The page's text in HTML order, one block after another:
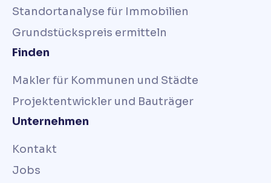
Standortanalyse für Immobilien
Grundstückspreis ermitteln
Finden
Makler für Kommunen und Städte
Projektentwickler und Bauträger
Unternehmen
Kontakt
Jobs